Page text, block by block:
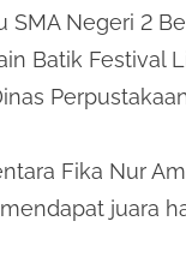
SMA Negeri 2
Batik Festival
Fika Nur
juara